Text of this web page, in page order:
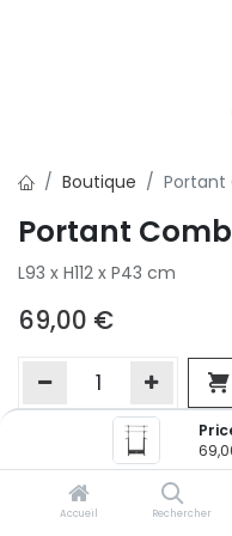
Accueil Rechercher
Boutique Portant
Portant
L93 x H112 x P43 cm
69,00 €
Ajouter à la liste
Si vous ne pouvez pas
victime de son succès